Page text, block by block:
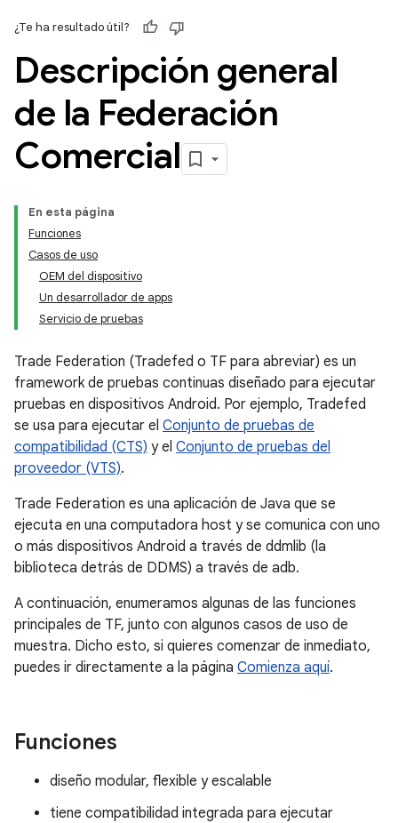
¿Te ha resultado útil?
Descripción general
de la Federación
Comercial
En esta página
Funciones
Casos de uso
OEM del dispositivo
Un desarrollador de apps
Servicio de pruebas
Trade Federation (Tradefed o TF para abreviar) es un
framework de pruebas continuas diseñado para ejecutar
pruebas en dispositivos Android. Por ejemplo, Tradefed
se usa para ejecutar el Conjunto de pruebas de
compatibilidad (CTS) y el Conjunto de pruebas del
proveedor (VTS).
Trade Federation es una aplicación de Java que se
ejecuta en una computadora host y se comunica con uno
o más dispositivos Android a través de ddmlib (la
biblioteca detrás de DDMS) a través de adb.
A continuación, enumeramos algunas de las funciones
principales de TF, junto con algunos casos de uso de
muestra. Dicho esto, si quieres comenzar de inmediato,
puedes ir directamente a la página Comienza aquí.
Funciones
diseño modular, flexible y escalable
tiene compatibilidad integrada para ejecutar